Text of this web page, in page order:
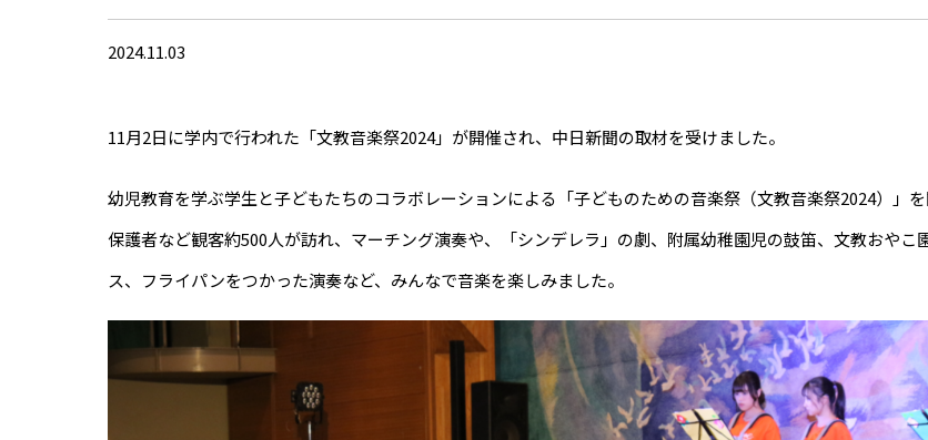
2024.11.03
11月2日に学内で行われた「文教音楽祭2024」が開催され、中日新聞の取材を受けました。
幼児教育を学ぶ学生と子どもたちのコラボレーションによる「子どものための音楽祭（文教音楽祭2024）」を
保護者など観客約500人が訪れ、マーチング演奏や、「シンデレラ」の劇、附属幼稚園児の鼓笛、文教おやこ
ス、フライパンをつかった演奏など、みんなで音楽を楽しみました。